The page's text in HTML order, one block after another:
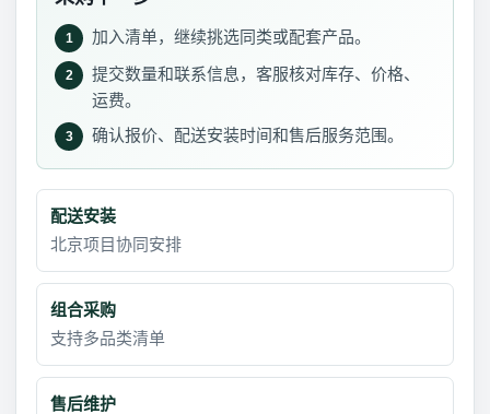
1 加入清单，继续挑选同类或配套产品。
2
提交数量和联系信息，客服核对库存、价格、
运费。
3 确认报价、配送安装时间和售后服务范围。
配送安装
北京项目协同安排
组合采购
支持多品类清单
售后维护